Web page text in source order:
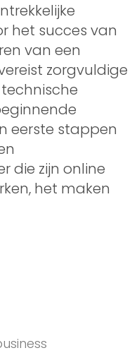
het succes van
van een
zorgvuldige
eerste stappen
die zijn online
het maken